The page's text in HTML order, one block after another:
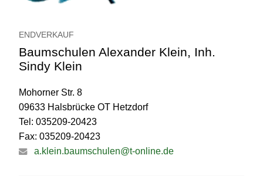
ENDVERKAUF
Baumschulen Alexander Klein, Inh.
Sindy Klein
Mohorner Str. 8
09633 Halsbrücke OT Hetzdorf
Tel: 035209-20423
Fax: 035209-20423
a.klein.baumschulen@t-online.de